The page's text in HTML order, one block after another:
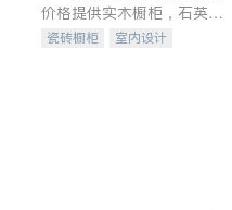
价格提供实木橱柜，石英石
台面，多种优质不锈钢水
瓷砖橱柜
室内设计